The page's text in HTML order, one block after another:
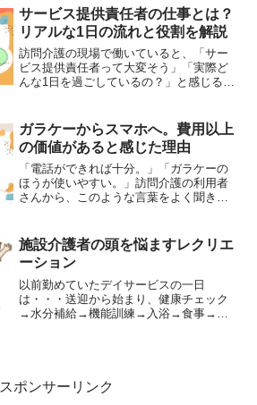
をまた取りに行くこれらは元気な時は当
たり前でも、足腰が弱っ...
サービス提供責任者の仕事とは？
リアルな1日の流れと役割を解説
訪問介護の現場で働いていると、「サー
ビス提供責任者って大変そう」「実際ど
んな1日を過ごしているの？」と感じるこ
感じています。今回は、サービス提供責
任者の仕事内容に加えて...
ガラケーからスマホへ。費用以上
の価値があると感じた理由
「電話ができれば十分。」「ガラケーの
ほうが使いやすい。」訪問介護の利用者
さんから、このような言葉をよく聞きま
マホのほうが生活を豊かにし、脳にも良
い刺激を与えてくれると感...
施設介護者の頭を悩ますレクリエ
ーション
以前勤めていたデイサービスの一日
は・・・送迎から始まり、健康チェック
→水分補給→機能訓練→入浴→食事→レ
スポンサーリンク